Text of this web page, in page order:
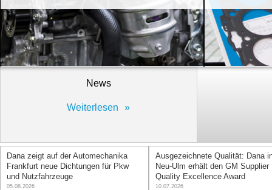
News
Weiterlesen
Dana zeigt auf der Automechanika
Frankfurt neue Dichtungen für Pkw
und Nutzfahrzeuge
05.08.2026
Ausgezeichnete Qualität: Dana
Neu-Ulm erhält den GM Supplier
Quality Excellence Award
10.07.2026